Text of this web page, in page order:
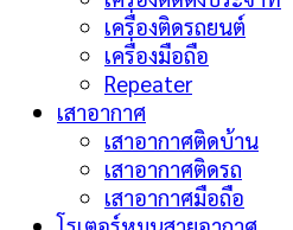
เครื่องติดรถยนต์
เครื่องมือถือ
Repeater
เสาอากาศ
เสาอากาศติดบ้าน
เสาอากาศติดรถ
เสาอากาศมือถือ